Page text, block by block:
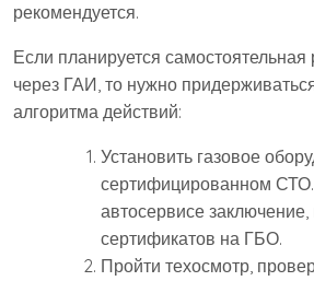
рекомендуется.
Если планируется
через ГАИ, то нужно
алгоритма действий:
Установить газовое
сертифицированном
автосервисе заключение,
сертификатов на ГБО.
Пройти техосмотр,